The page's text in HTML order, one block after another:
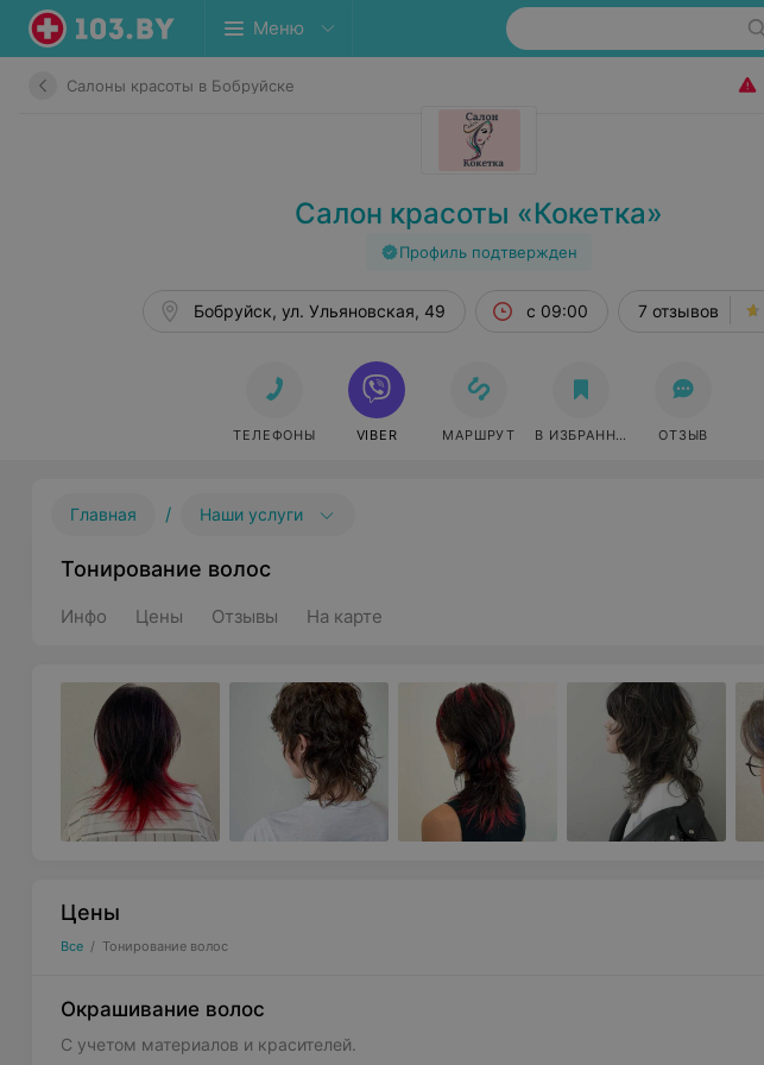
Меню
Салоны красоты в Бобруйске
Салон красоты «Кокетка»
Профиль подтвержден
Бобруйск, ул. Ульяновская, 49 с 09:00 7 отзывов
ТЕЛЕФОНЫ VIBER МАРШРУТ В ИЗБРАННОЕ ОТЗЫВ
Главная / Наши услуги
Тонирование волос
Инфо Цены Отзывы На карте
Цены
Все / Тонирование волос
Окрашивание волос
С учетом материалов и красителей.